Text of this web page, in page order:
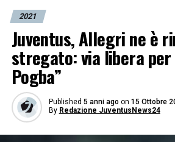
2021
Juventus, Allegri ne è
stregato: via libera per
Pogba”
Published 5 anni ago on 15 Ottobre
By Redazione JuventusNews24